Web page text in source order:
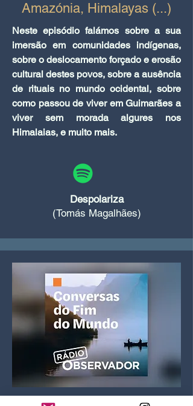
Amazónia, Himalayas (...)
Neste episódio falámos sobre a sua
imersão em comunidades indígenas,
sobre o deslocamento forçado e erosão
cultural destes povos, sobre a ausência
de rituais no mundo ocidental, sobre
como passou de viver em Guimarães a
viver sem morada algures nos
Himalaias, e muito mais.
Despolariza
(Tomás Magalhães)
Vítor, o EtnoPoeta